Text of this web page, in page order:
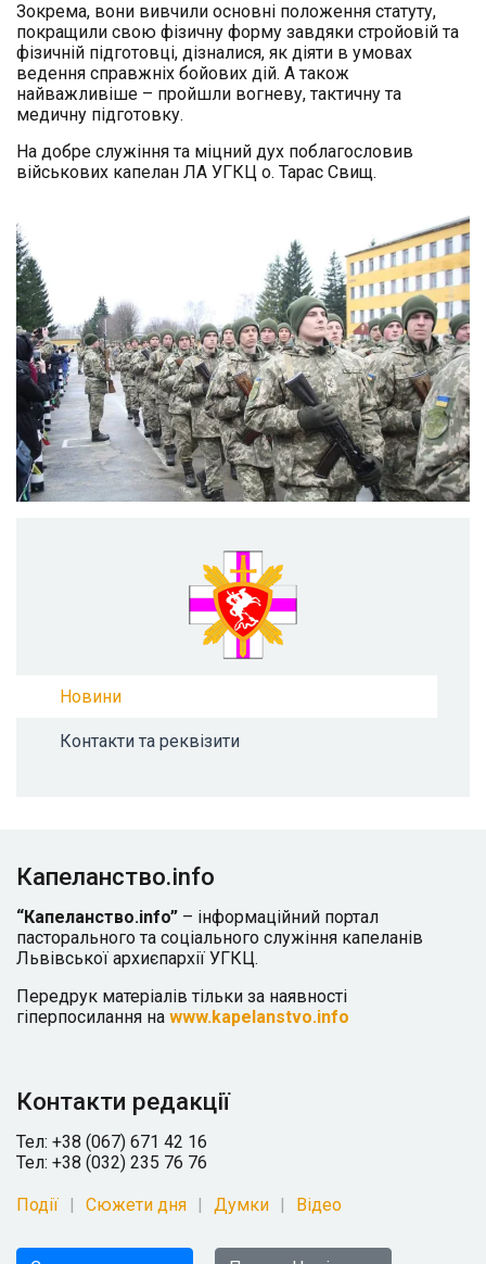
Зокрема, вони вивчили основні положення статуту,
покращили свою фізичну форму завдяки стройовій та
фізичній підготовці, дізналися, як діяти в умовах
ведення справжніх бойових дій. А також
найважливіше – пройшли вогневу, тактичну та
медичну підготовку.
На добре служіння та міцний дух поблагословив
військових капелан ЛА УГКЦ о. Тарас Свищ.
Новини
Контакти та реквізити
Капеланство.info
“Капеланство.info” – інформаційний портал
пасторального та соціального служіння капеланів
Львівської архиєпархії УГКЦ.
Передрук матеріалів тільки за наявності
гіперпосилання на www.kapelanstvo.info
Контакти редакції
Тел: +38 (067) 671 42 16
Тел: +38 (032) 235 76 76
Події Сюжети дня Думки Відео